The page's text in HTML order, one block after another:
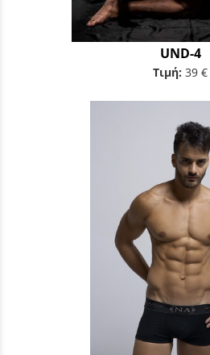
UND-4
Τιμή: 39 €